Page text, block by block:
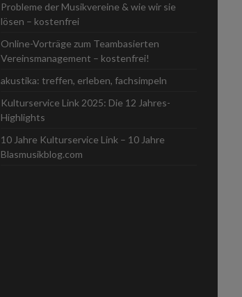
Probleme der Musikvereine & wie wir sie
lösen – kostenfrei
Online-Vorträge zum Teambasierten
Vereinsmanagement – kostenfrei!
akustika: treffen, erleben, fachsimpeln
Kulturservice Link 2025: Die 12 Jahres-
Highlights
10 Jahre Kulturservice Link – 10 Jahre
Blasmusikblog.com